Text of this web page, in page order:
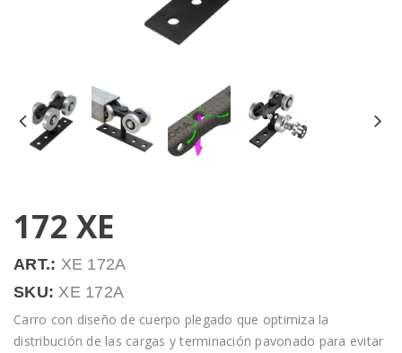
172 XE
ART.: XE 172A
SKU:XE 172A
Carro con diseño de cuerpo plegado que optimiza la
distribución de las cargas y terminación pavonado para evitar